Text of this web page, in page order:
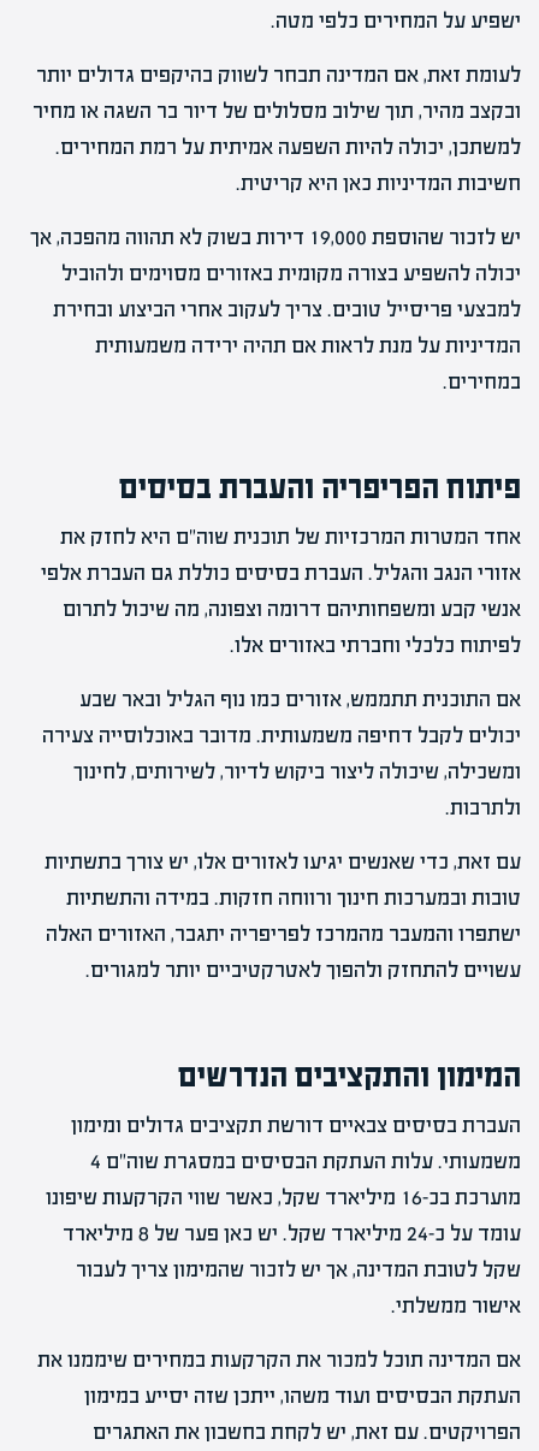
ישפיע על המחירים כלפי מטה.
לעומת זאת, אם המדינה תבחר לשווק בהיקפים גדולים יותר
ובקצב מהיר, תוך שילוב מסלולים של דיור בר השגה או מחיר
למשתכן, יכולה להיות השפעה אמיתית על רמת המחירים.
חשיבות המדיניות כאן היא קריטית.
יש לזכור שהוספת 19,000 דירות בשוק לא תהווה מהפכה, אך
יכולה להשפיע בצורה מקומית באזורים מסוימים ולהוביל
למבצעי פריסייל טובים. צריך לעקוב אחרי הביצוע ובחירת
המדיניות על מנת לראות אם תהיה ירידה משמעותית
במחירים.
פיתוח הפריפריה והעברת בסיסים
אחד המטרות המרכזיות של תוכנית שוה"ם היא לחזק את
אזורי הנגב והגליל. העברת בסיסים כוללת גם העברת אלפי
אנשי קבע ומשפחותיהם דרומה וצפונה, מה שיכול לתרום
לפיתוח כלכלי וחברתי באזורים אלו.
אם התוכנית תתממש, אזורים כמו נוף הגליל ובאר שבע
יכולים לקבל דחיפה משמעותית. מדובר באוכלוסייה צעירה
ומשכילה, שיכולה ליצור ביקוש לדיור, לשירותים, לחינוך
ולתרבות.
עם זאת, כדי שאנשים יגיעו לאזורים אלו, יש צורך בתשתיות
טובות ובמערכות חינוך ורווחה חזקות. במידה והתשתיות
ישתפרו והמעבר מהמרכז לפריפריה יתגבר, האזורים האלה
עשויים להתחזק ולהפוך לאטרקטיביים יותר למגורים.
המימון והתקציבים הנדרשים
העברת בסיסים צבאיים דורשת תקציבים גדולים ומימון
משמעותי. עלות העתקת הבסיסים במסגרת שוה"ם 4
מוערכת בכ-16 מיליארד שקל, כאשר שווי הקרקעות שיפונו
עומד על כ-24 מיליארד שקל. יש כאן פער של 8 מיליארד
שקל לטובת המדינה, אך יש לזכור שהמימון צריך לעבור
אישור ממשלתי.
אם המדינה תוכל למכור את הקרקעות במחירים שיממנו את
העתקת הבסיסים ועוד משהו, ייתכן שזה יסייע במימון
הפרויקטים. עם זאת, יש לקחת בחשבון את האתגרים